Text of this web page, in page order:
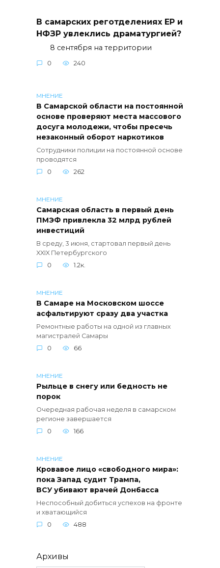
В самарских реготделениях ЕР и
НФЗР увлеклись драматургией?
8 сентября на территории
0 240
МНЕНИЕ
В Самарской области на постоянной
основе проверяют места массового
досуга молодежи, чтобы пресечь
незаконный оборот наркотиков
Сотрудники полиции на постоянной основе
проводятся
0
262
МНЕНИЕ
Самарская область в первый день
ПМЭФ привлекла 32 млрд рублей
инвестиций
В среду, 3 июня, стартовал первый день
XXIX Петербургского
0
1.2к.
МНЕНИЕ
В Самаре на Московском шоссе
асфальтируют сразу два участка
Ремонтные работы на одной из главных
магистралей Самары
0
66
МНЕНИЕ
Рыльце в снегу или бедность не
порок
Очередная рабочая неделя в самарском
регионе завершается
0
166
МНЕНИЕ
Кровавое лицо «свободного мира»:
пока Запад судит Трампа,
ВСУ убивают врачей Донбасса
Неспособный добиться успехов на фронте
и хватающийся
0
488
Архивы